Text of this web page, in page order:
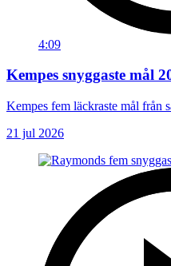
4:09
Kempes snyggaste mål
Kempes fem läckraste mål från
21 jul 2026